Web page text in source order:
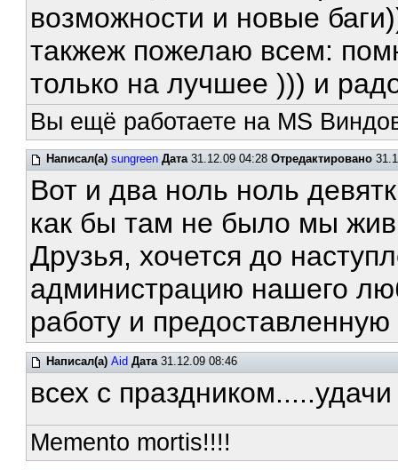
возможности и новые
такжеж пожелаю всем:
только на лучшее ))) и
Вы ещё работаете на MS
Написал(а) sungreen Дата31.12.09 04:28Отредактировано
Вот и два ноль ноль
как бы там не было мы
Друзья, хочется до
администрацию нашего
работу и
Написал(а) Aid Дата31.12.09 08:46
всех с праздником.....удачи
Memento mortis!!!!